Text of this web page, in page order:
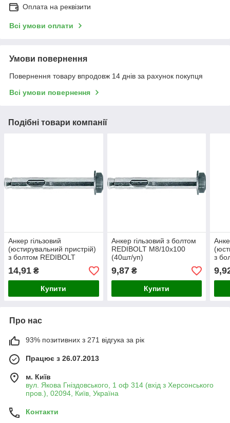
Оплата на реквізити
Всі умови оплати
Умови повернення
Повернення товару впродовж 14 днів за рахунок покупця
Всі умови повернення
Подібні товари компанії
Анкер гільзовий
(юстирувальний пристрій)
з болтом REDIBOLT
М10/12x100 (60шт/уп)
14,91 ₴
Купити
Анкер гільзовий з болтом
REDIBOLT М8/10x100
(40шт/уп)
9,87₴
Купити
з
М8/
Про нас
93% позитивних з 271 відгука за рік
Працює з 26.07.2013
м. Київ
вул. Якова Гніздовського, 1 оф 314 (вхід з Херсонського
пров.), 02094, Київ, Україна
Контакти